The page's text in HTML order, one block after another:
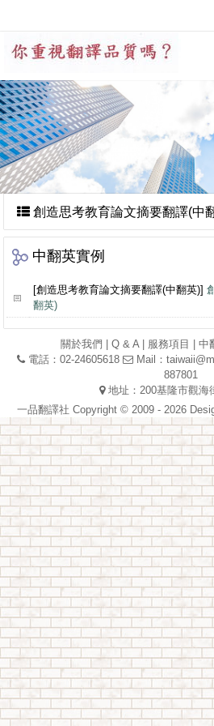
創造思考教育論文摘要翻譯(中
中翻英實例
[創造思考教育論文摘要翻譯(中翻英)]
翻英)
關於我們 Q & A| 服務項目 中
電話：02-24605618
Mail：
887801
地址：200基隆市觀海
一品翻譯社 Copyright © 2009 - 2026